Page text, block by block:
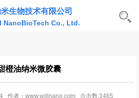
生物技术有限公司
NanoBioTech Co., Ltd.
橙油纳米微胶囊
作者：www.willnano.com 点击数:1465